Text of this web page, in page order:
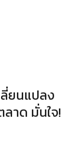
ยนแปลง
าด มั่นใจ!